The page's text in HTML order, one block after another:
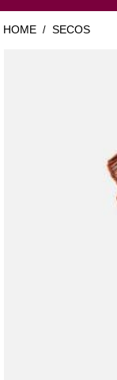
HOME / SECOS